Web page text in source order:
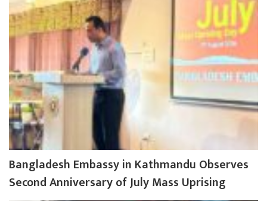
Bangladesh Embassy in Kathmandu Observes
Second Anniversary of July Mass Uprising